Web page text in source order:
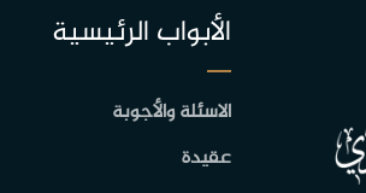
الأبواب الرئيسية
الاسئلة والأجوبة
عقيدة